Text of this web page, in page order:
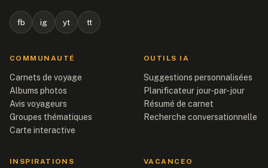
fb ig yt tt
COMMUNAUTÉ
Carnets de voyage
Albums photos
Avis voyageurs
Groupes thématiques
Carte interactive
OUTILS IA
Suggestions personnalisées
Planificateur jour-par-jour
Résumé de carnet
Recherche conversationnelle
INSPIRATIONS VACANCEO